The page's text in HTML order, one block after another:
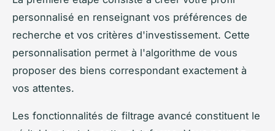
personnalisé en renseignant vos préférences de
recherche et vos critères d'investissement. Cette
personnalisation permet à l'algorithme de vous
proposer des biens correspondant exactement à
vos attentes.
Les fonctionnalités de filtrage avancé constituent le